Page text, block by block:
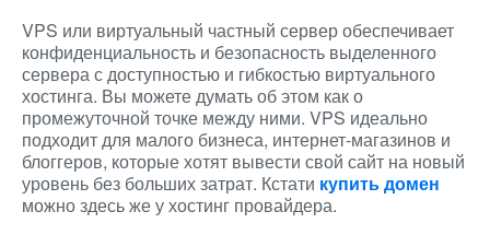
VPS или виртуальный частный сервер обеспечивает
конфиденциальность и безопасность выделенного
сервера с доступностью и гибкостью виртуального
хостинга. Вы можете думать об этом как о
промежуточной точке между ними. VPS идеально
подходит для малого бизнеса, интернет-магазинов и
блоггеров, которые хотят вывести свой сайт на новый
уровень без больших затрат. Кстати купить домен
можно здесь же у хостинг провайдера.